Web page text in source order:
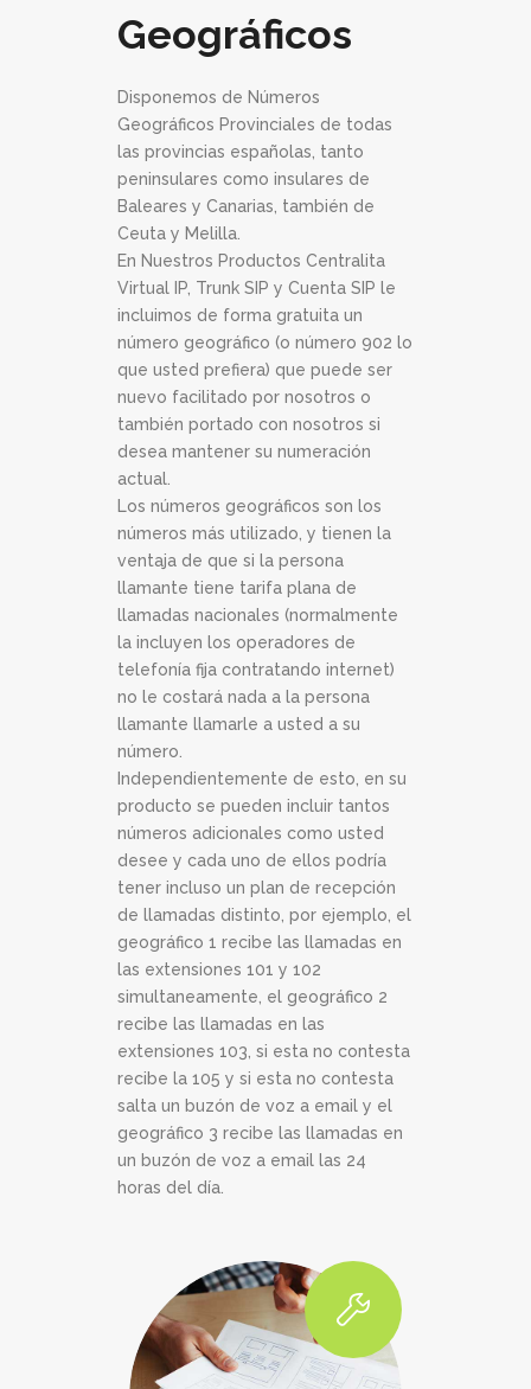
Geográficos
Disponemos de Números
Geográficos Provinciales de todas
las provincias españolas, tanto
peninsulares como insulares de
Baleares y Canarias, también de
Ceuta y Melilla.
En Nuestros Productos Centralita
Virtual IP, Trunk SIP y Cuenta SIP le
incluimos de forma gratuita un
número geográfico (o número 902 lo
que usted prefiera) que puede ser
nuevo facilitado por nosotros o
también portado con nosotros si
desea mantener su numeración
actual.
Los números geográficos son los
números más utilizado, y tienen la
ventaja de que si la persona
llamante tiene tarifa plana de
llamadas nacionales (normalmente
la incluyen los operadores de
telefonía fija contratando internet)
no le costará nada a la persona
llamante llamarle a usted a su
número.
Independientemente de esto, en su
producto se pueden incluir tantos
números adicionales como usted
desee y cada uno de ellos podría
tener incluso un plan de recepción
de llamadas distinto, por ejemplo, el
geográfico 1 recibe las llamadas en
las extensiones 101 y 102
simultaneamente, el geográfico 2
recibe las llamadas en las
extensiones 103, si esta no contesta
recibe la 105 y si esta no contesta
salta un buzón de voz a email y el
geográfico 3 recibe las llamadas en
un buzón de voz a email las 24
horas del día.